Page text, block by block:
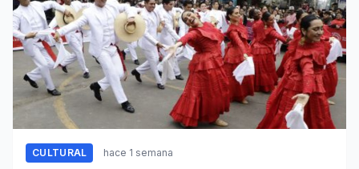
CULTURAL hace 1 semana